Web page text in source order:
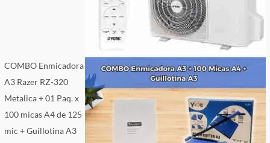
COMBO Enmicadora
A3 Razer RZ-320
Metalica + 01 Paq. x
100 micas A4 de 125
mic + Guillotina A3